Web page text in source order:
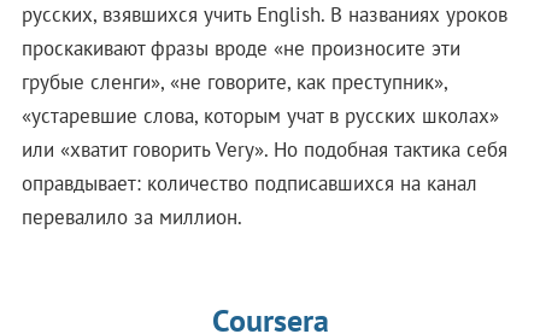
русских, взявшихся учить English. В названиях уроков
проскакивают фразы вроде «не произносите эти
грубые сленги», «не говорите, как преступник»,
«устаревшие слова, которым учат в русских школах»
или «хватит говорить Very». Но подобная тактика себя
оправдывает: количество подписавшихся на канал
перевалило за миллион.
Coursera